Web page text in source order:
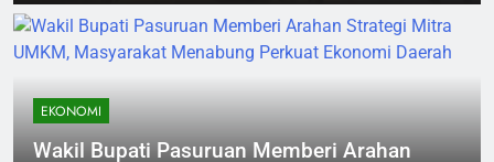
EKONOMI
Wakil Bupati Pasuruan Memberi Arahan